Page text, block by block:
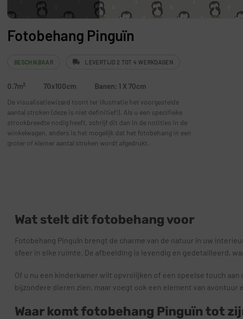
Fotobehang Pinguïn
BESCHIKBAAR LEVERTIJD 2 TOT 4 WERKDAGEN
0.7m² 70x100cm Banen: 1 X 70cm
De visualisatiewizard toont ter illustratie het voorgestelde
aantal stroken (deze is niet definitief!). Als u een specifieke
strookbreedte nodig heeft, schrijf dit dan in de notities in de
winkelwagen, anders is het mogelijk dat het fotobehang in een
groter of kleiner aantal stroken wordt afgedrukt.
Wat stelt dit fotobehang voor
Fotobehang Pinguïn brengt de charme van de natuur in uw
sfeer in elke ruimte. De afbeelding is levendig en gedetailleerd,
Of u nu een kinderkamer wilt opvrolijken of een speelse touch
bijzondere dieren zien, maar voegt ook een element van avontuur
Waar komt fotobehang Pinguïn tot